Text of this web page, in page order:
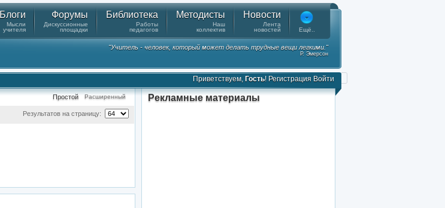
Блоги
Мысли
учителя
Форумы
Дискуссионные
площадки
Библиотека
Работы
педагогов
Методисты
Наш
коллектив
Новости
Лента
новостей
Ещё..
"Учитель - человек, который может делать трудные вещи легкими."
Р. Эмерсон
Приветствуем, Гость! Регистрация Войти
Простой Расширенный
Результатов на страницу:
Рекламные материалы